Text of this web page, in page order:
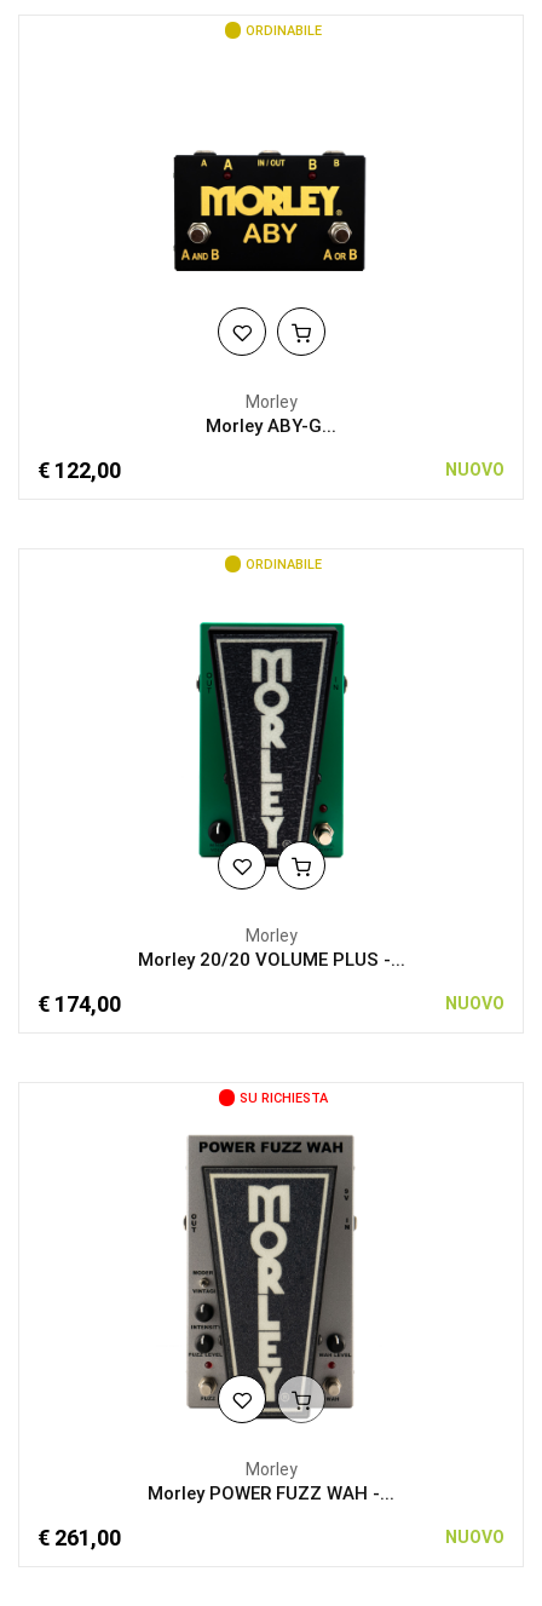
ORDINABILE
Morley
Morley ABY-G...
€ 122,00 NUOVO
ORDINABILE
Morley
Morley 20/20 VOLUME PLUS -...
€ 174,00 NUOVO
SU RICHIESTA
Morley
Morley POWER FUZZ WAH -...
€ 261,00 NUOVO